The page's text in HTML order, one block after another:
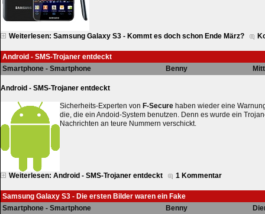
Weiterlesen: Samsung Galaxy S3 - Kommt es doch schon Ende März?
Android - SMS-Trojaner entdeckt
Smartphone - Smartphone
Benny
Android - SMS-Trojaner entdeckt
Sicherheits-Experten von F-Secure haben wieder eine
die, die ein Andoid-System benutzen. Denn es wurde ein
Nachrichten an teure Nummern verschickt.
Weiterlesen: Android - SMS-Trojaner entdeckt 1 Kommentar
Samsung Galaxy S3 - Die ersten Bilder waren ein Fake
Smartphone - Smartphone
Benny